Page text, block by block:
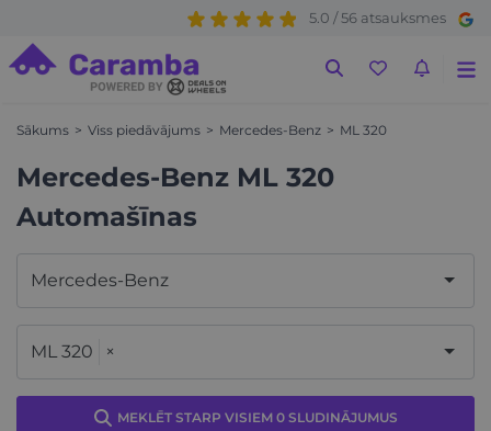
5.0 / 56 atsauksmes
Sākums Viss piedāvājums Mercedes-Benz ML 320
Mercedes-Benz ML 320
Automašīnas
Mercedes-Benz
ML 320 ×
MEKLĒT STARP VISIEM 0 SLUDINĀJUMUS